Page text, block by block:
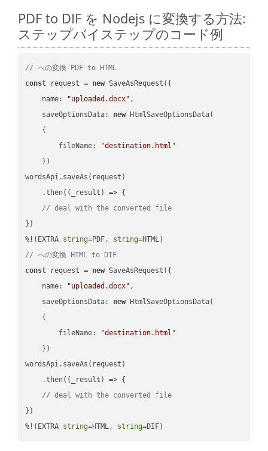
PDF to DIF を Nodejs に変換する方法:
ステップバイステップのコード例
// への変換 PDF to HTML
const request = new SaveAsRequest({
name: "uploaded.docx" ,
saveOptionsData: new HtmlSaveOptionsData(
    {
fileName:
"destination.html"
    })
wordsApi.saveAs(request)
    .then(
( _result ) => {
// deal with the converted file
})
%!(EXTRA string=PDF, string
// への変換 HTML to DIF
const request = new SaveAsRequest({
name: "uploaded.docx" ,
saveOptionsData: new HtmlSaveOptionsData(
    {
fileName:
"destination.html"
    })
wordsApi.saveAs(request)
    .then(
( _result ) => {
// deal with the converted file
})
%!(EXTRA string=HTML, string=DIF)